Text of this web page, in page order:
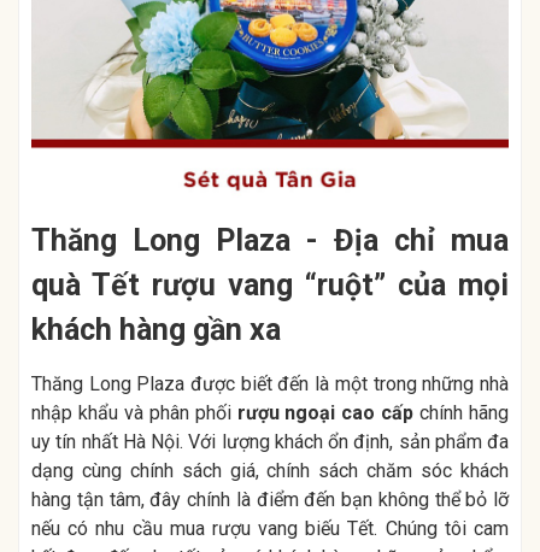
Thăng Long Plaza - Địa chỉ mua
quà Tết rượu vang “ruột” của mọi
khách hàng gần xa
Thăng Long Plaza được biết đến là một trong những nhà
nhập khẩu và phân phối rượu ngoại cao cấp chính hãng
uy tín nhất Hà Nội. Với lượng khách ổn định, sản phẩm đa
dạng cùng chính sách giá, chính sách chăm sóc khách
hàng tận tâm, đây chính là điểm đến bạn không thể bỏ lỡ
nếu có nhu cầu mua rượu vang biếu Tết. Chúng tôi cam